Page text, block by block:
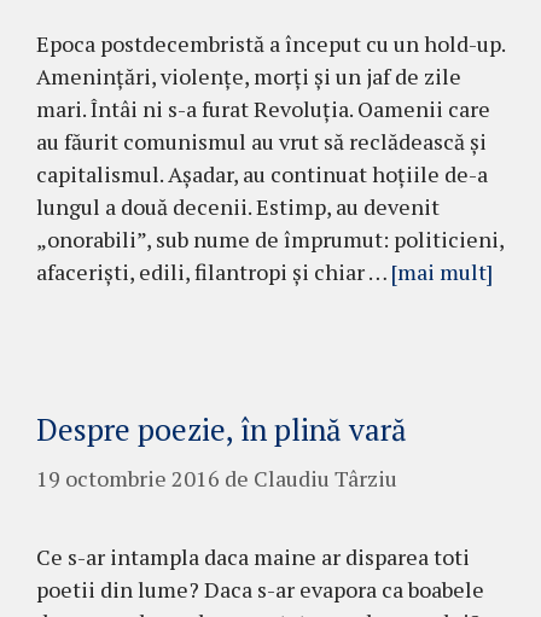
Epoca postdecembristă a început cu un hold-up.
Ameninţări, violenţe, morţi şi un jaf de zile
mari. Întâi ni s-a fu­rat Re­­voluţia. Oamenii care
au fă­urit comunismul au vrut să re­clă­­dească şi
capitalismul. Aşa­dar, au continuat hoţiile de-a
lun­gul a două decenii. Estimp, au devenit
„onorabili”, sub nu­me de împ­rumut: politicieni,
afacerişti, edili, fi­lantropi şi chiar … [mai mult]
Despre poezie, în plină vară
19 octombrie 2016 de Claudiu Târziu
Ce s-ar intampla daca maine ar disparea toti
poetii din lume? Daca s-ar evapora ca boabele